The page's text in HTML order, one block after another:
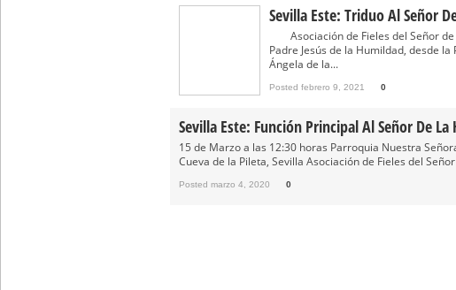
Función Principal de Instituto a la Virgen
Besapié y Besamano en la Quinta
Gitanos: Besamanos del Señor de la Salud
Besamanos del Señor de la Divina
Misa Solemne en honor a Nuestra Señora
Sevilla Este: Triduo Al Señor
Asociación de Fieles del Señor de
Padre Jesús de la Humildad, desde
Ángela de la...
Posted febrero 9, 2021 0
Sevilla Este: Función Principal Al Señor De La
15 de Marzo a las 12:30 horas Parroquia Nuestra
Cueva de la Pileta, Sevilla Asociación de Fieles del
Posted marzo 4, 2020 0